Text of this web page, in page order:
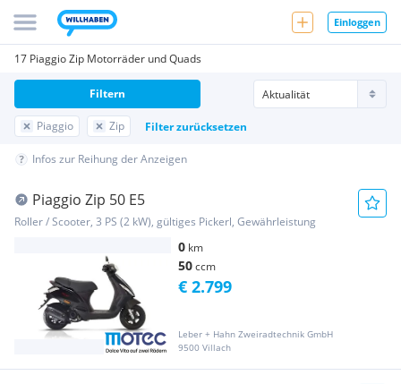
Einloggen
17 Piaggio Zip Motorräder und Quads
Piaggio Zip Filter zurücksetzen
Filtern
Infos zur Reihung der Anzeigen
Piaggio Zip 50 E5
Roller / Scooter, 3 PS (2 kW), gültiges Pickerl, Gewährleistung
0 km
50ccm
Leber + Hahn Zweiradtechnik GmbH
9500 Villach
€ 2.799